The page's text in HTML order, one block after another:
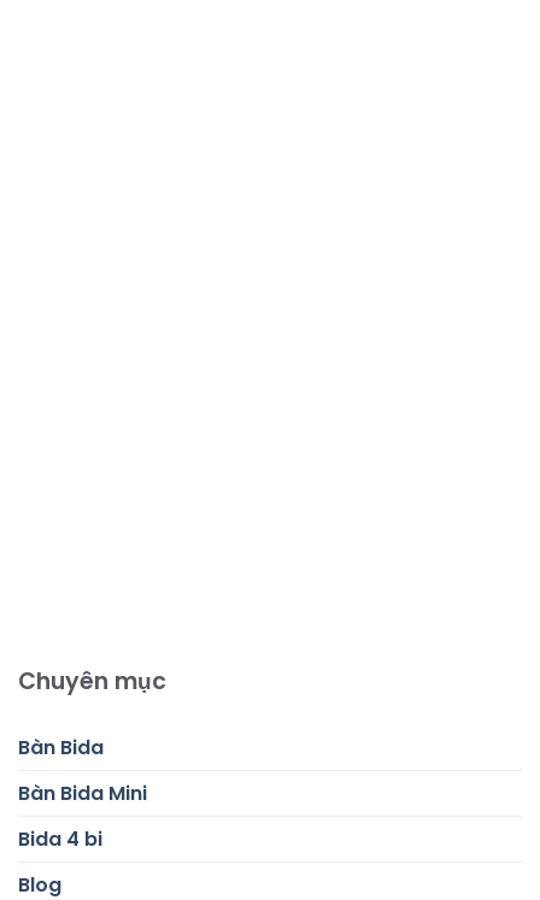
Chuyên mục
Bàn Bida
Bàn Bida Mini
Bida 4 bi
Blog